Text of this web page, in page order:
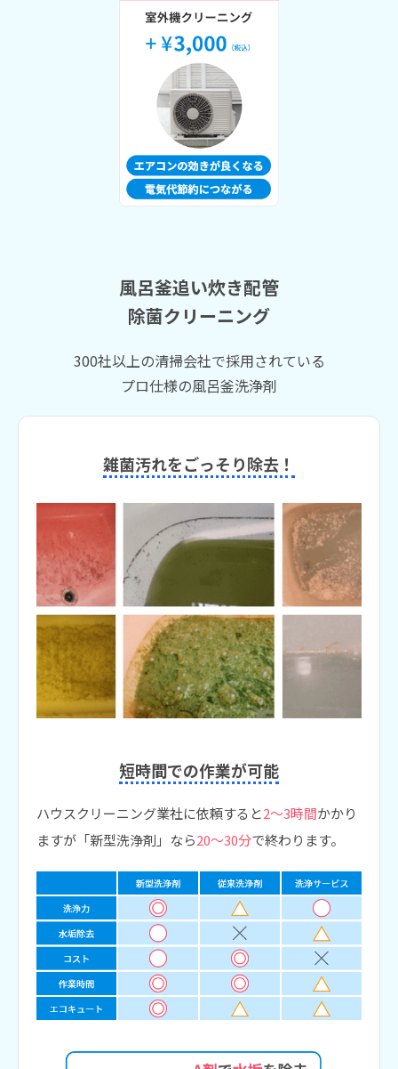
風呂釜追い炊き配管
除菌クリーニング
300社以上の清掃会社で採用されている
プロ仕様の風呂釜洗浄剤
雑菌汚れをごっそり除去！
短時間での作業が可能
ハウスクリーニング業社に依頼すると2～3時間かかり
ますが 「新型洗浄剤」なら20～30分で終わります。